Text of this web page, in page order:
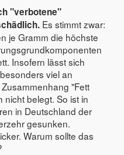
"verbotene"
Es stimmt zwar:
je Gramm die höchste
Insofern lässt sich
viel an
"Fett
nicht belegt. So ist in
in Deutschland der
gesunken.
Warum sollte das